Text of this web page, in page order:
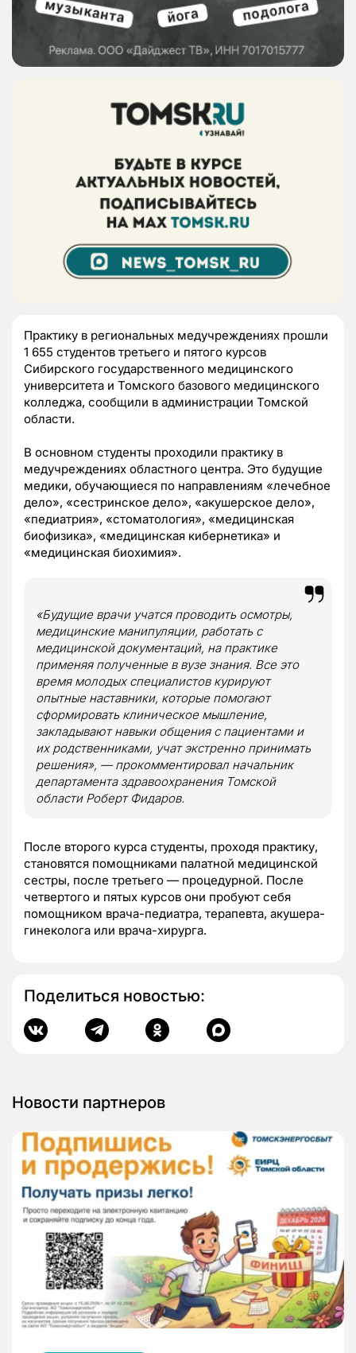
Практику в региональных медучреждениях прошли
1 655 студентов третьего и пятого курсов
Сибирского государственного медицинского
университета и Томского базового медицинского
колледжа, сообщили в администрации Томской
области.
В основном студенты проходили практику в
медучреждениях областного центра. Это будущие
медики, обучающиеся по направлениям «лечебное
дело», «сестринское дело», «акушерское дело»,
«педиатрия», «стоматология», «медицинская
биофизика», «медицинская кибернетика» и
«медицинская биохимия».
«Будущие врачи учатся проводить осмотры,
медицинские манипуляции, работать с
медицинской документаций, на практике
применяя полученные в вузе знания. Все это
время молодых специалистов курируют
опытные наставники, которые помогают
сформировать клиническое мышление,
закладывают навыки общения с пациентами и
их родственниками, учат экстренно принимать
решения», — прокомментировал начальник
департамента здравоохранения Томской
области Роберт Фидаров.
После второго курса студенты, проходя практику,
становятся помощниками палатной медицинской
сестры, после третьего — процедурной. После
четвертого и пятых курсов они пробуют себя
помощником врача-педиатра, терапевта, акушера-
гинеколога или врача-хирурга.
Поделиться новостью:
Новости партнеров